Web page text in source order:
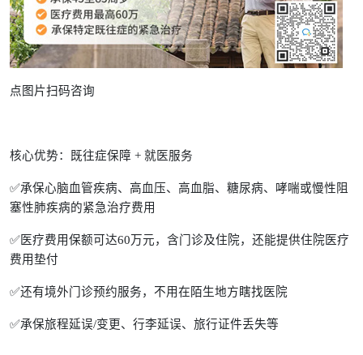
点图片扫码咨询
核心优势：既往症保障 + 就医服务
✅承保心脑血管疾病、高血压、高血脂、糖尿病、哮喘或慢性阻
塞性肺疾病的紧急治疗费用
✅医疗费用保额可达60万元，含门诊及住院，还能提供住院医疗
费用垫付
✅还有境外门诊预约服务，不用在陌生地方瞎找医院
✅承保旅程延误/变更、行李延误、旅行证件丢失等